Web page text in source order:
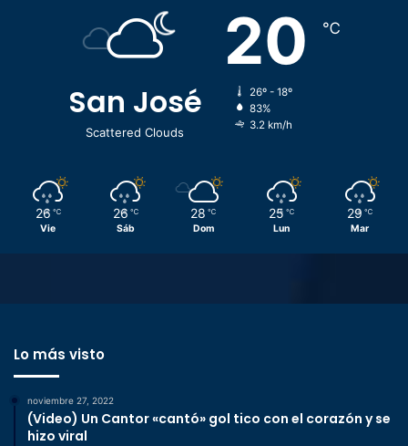
San José
Scattered Clouds
20 ℃
26º - 18º
83%
3.2 km/h
26 ℃
Vie
26 ℃
Sáb
28 ℃
Dom
25 ℃
Lun
29 ℃
Mar
Lo más visto
noviembre 27, 2022
(Video) Un Cantor «cantó» gol tico con el corazón y se
hizo viral